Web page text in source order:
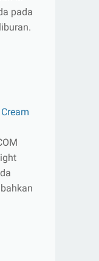
pada